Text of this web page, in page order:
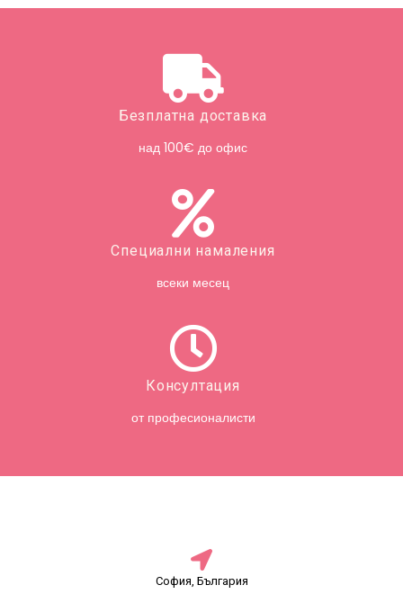
Безплатна доставка
над 100€ до офис
Специални намаления
всеки месец
Консултация
от професионалисти
София, България